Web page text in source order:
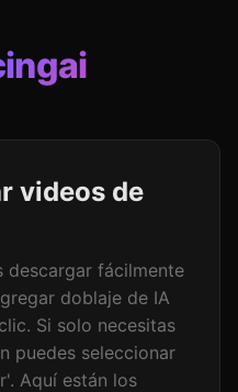
videos de
descargar fácilmente
doblaje de IA
Si solo necesitas
puedes seleccionar
Aquí están los